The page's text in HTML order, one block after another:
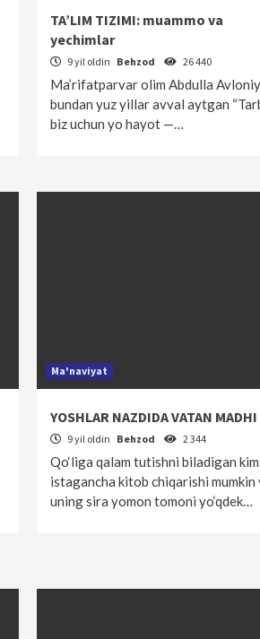
TA’LIM TIZIMI: muammo va
yechimlar
9 yil oldin Behzod 26 440
Ma’rifatparvar olim Abdulla Avloniy
bundan yuz yillar avval aytgan
biz uchun yo hayot —…
Ma'naviyat
YOSHLAR NAZDIDA VATAN MADHI
9 yil oldin Behzod 2 344
Qo‘liga qalam tutishni biladigan
istagancha kitob chiqarishi mumkin
uning sira yomon tomoni yo‘qdek…